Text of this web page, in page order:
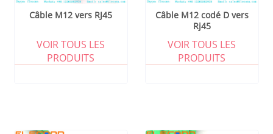
Câble M12 vers RJ45
VOIR TOUS LES
PRODUITS
Câble M12 codé D vers
Rj45
VOIR TOUS LES
PRODUITS